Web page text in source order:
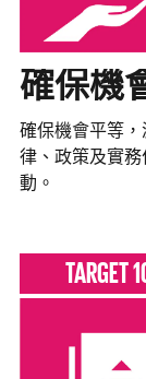
確保機
確保機會平等
律、政策及實
動。
TARGET